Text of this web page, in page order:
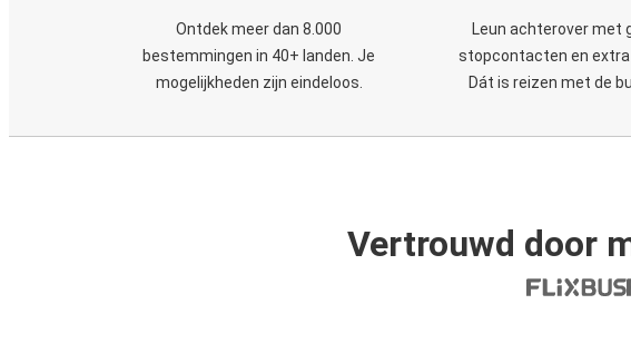
Ontdek meer dan 8.000
bestemmingen in 40+ landen. Je
mogelijkheden zijn eindeloos.
Leun achterover met
stopcontacten en extra
Dát is reizen met de
Vertrouwd door